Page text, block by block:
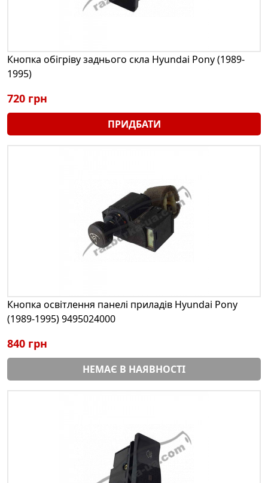
Кнопка обігріву заднього скла Hyundai Pony (1989-
1995)
720 грн
ПРИДБАТИ
Кнопка освітлення панелі приладів Hyundai Pony
(1989-1995) 9495024000
840 грн
НЕМАЄ В НАЯВНОСТІ